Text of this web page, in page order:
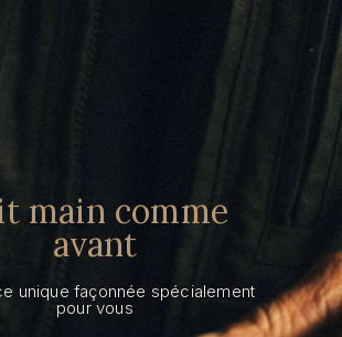
main comme
avant
unique façonnée spécialement
pour vous